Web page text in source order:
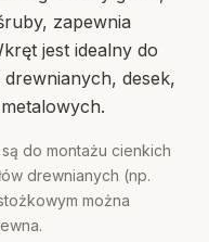
zapewnia
jest idealny do
desek,
do montażu cienkich
drewnianych (np.
można